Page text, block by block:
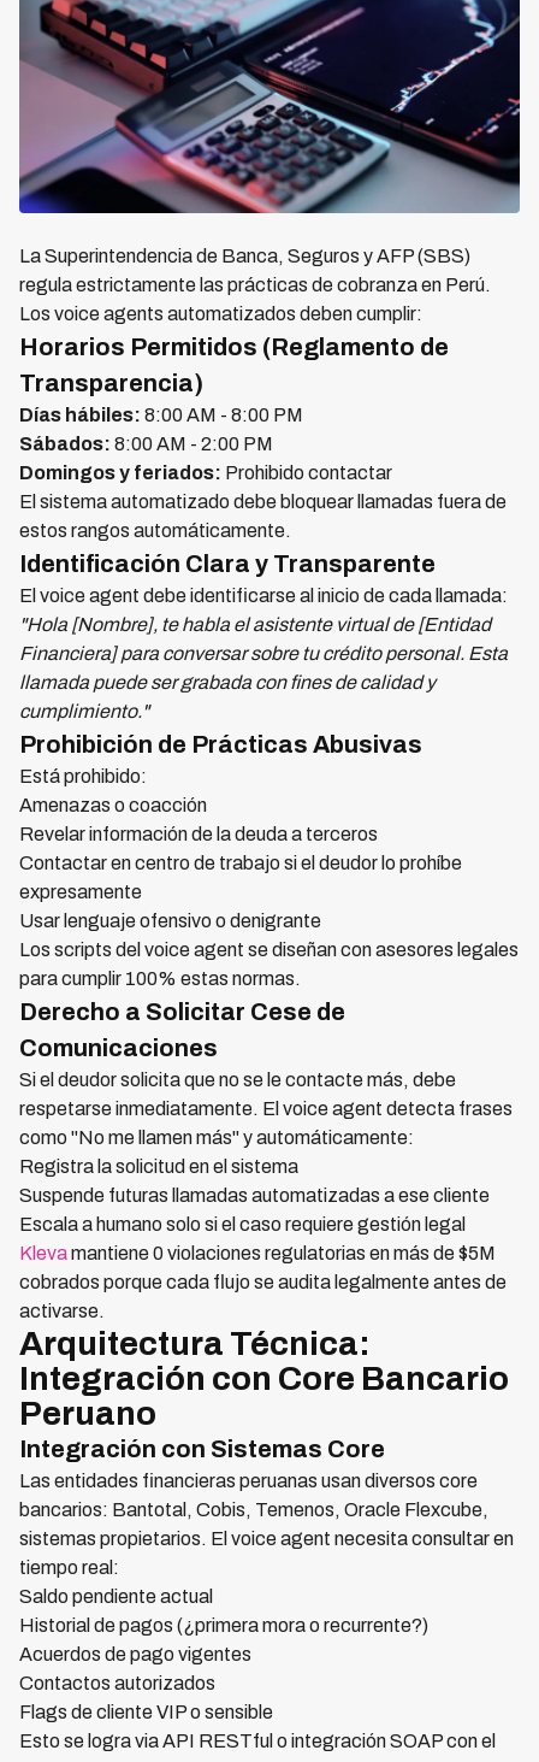
La Superintendencia de Banca, Seguros y AFP (SBS)
regula estrictamente las prácticas de cobranza en Perú.
Los voice agents automatizados deben cumplir:
Horarios Permitidos (Reglamento de
Transparencia)
Días hábiles: 8:00 AM - 8:00 PM
Sábados: 8:00 AM - 2:00 PM
Domingos y feriados: Prohibido contactar
El sistema automatizado debe bloquear llamadas fuera de
estos rangos automáticamente.
Identificación Clara y Transparente
El voice agent debe identificarse al inicio de cada llamada:
"Hola [Nombre], te habla el asistente virtual de [Entidad
Financiera] para conversar sobre tu crédito personal. Esta
llamada puede ser grabada con fines de calidad y
cumplimiento."
Prohibición de Prácticas Abusivas
Está prohibido:
Amenazas o coacción
Revelar información de la deuda a terceros
Contactar en centro de trabajo si el deudor lo prohíbe
expresamente
Usar lenguaje ofensivo o denigrante
Los scripts del voice agent se diseñan con asesores legales
para cumplir 100% estas normas.
Derecho a Solicitar Cese de
Comunicaciones
Si el deudor solicita que no se le contacte más, debe
respetarse inmediatamente. El voice agent detecta frases
como "No me llamen más" y automáticamente:
Registra la solicitud en el sistema
Suspende futuras llamadas automatizadas a ese cliente
Escala a humano solo si el caso requiere gestión legal
Klevamantiene 0 violaciones regulatorias en más de $5M
cobrados porque cada flujo se audita legalmente antes de
activarse.
Arquitectura Técnica:
Integración con Core Bancario
Peruano
Integración con Sistemas Core
Las entidades financieras peruanas usan diversos core
bancarios: Bantotal, Cobis, Temenos, Oracle Flexcube,
sistemas propietarios. El voice agent necesita consultar en
tiempo real:
Saldo pendiente actual
Historial de pagos (¿primera mora o recurrente?)
Acuerdos de pago vigentes
Contactos autorizados
Flags de cliente VIP o sensible
Esto se logra via API RESTful o integración SOAP con el